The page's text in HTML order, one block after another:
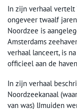
In zijn verhaal
ongeveer twaalf
Noordzee is
Amsterdams
verhaal lanceert, is
officieel aan de
In zijn verhaal
Noordzeekanaal
van was) IJmuiden